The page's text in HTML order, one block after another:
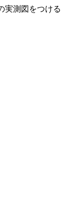
実測図をつける